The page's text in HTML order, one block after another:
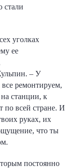
стали
уголках
ее
– У
ремонтируем,
станции, к
по всей стране. И
руках, их
что ты
постоянно